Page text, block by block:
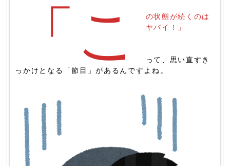
「こ
の状態が続くのは
ヤバイ！」
って、思い直すき
っかけとなる「節目」があるんですよね。